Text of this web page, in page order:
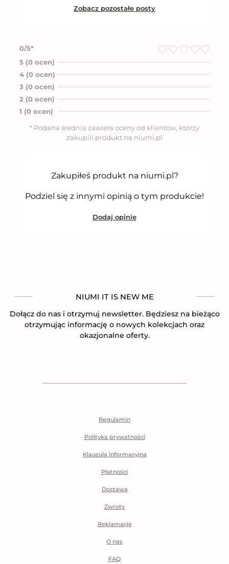
Zobacz pozostałe posty
0/5*
5
n
5 (0 ocen)
4 (0 ocen)
3 (0 ocen)
2 (0 ocen)
1 (0 ocen)
* Podana średnia zawiera oceny od klientów, którzy
zakupili produkt na niumi.pl
Zakupiłeś produkt na niumi.pl?
Podziel się z innymi opinią o tym produkcie!
Dodaj opinię
NIUMI IT IS NEW ME
Dołącz do nas i otrzymuj newsletter. Będziesz na bieżąco
otrzymując informację o nowych kolekcjach oraz
okazjonalne oferty.
Regulamin
Polityka prywatności
Klauzula informacyjna
Płatności
Dostawa
Zwroty
Reklamacje
O nas
FAQ